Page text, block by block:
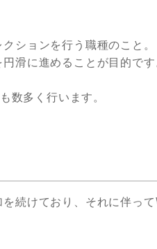
ションを行う職種のこと。
滑に進めることが目的です
数多く行います。
続けており、それに伴っ